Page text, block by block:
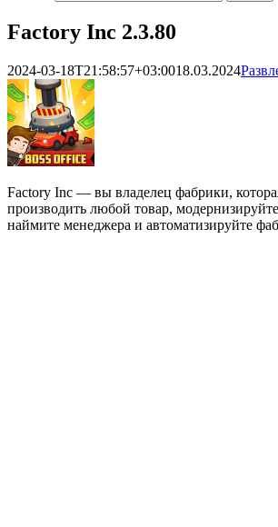
Factory Inc 2.3.80
2024-03-18T21:58:57+03:0018.03.2024
Factory Inc — вы владелец фабрики,
производить любой товар,
наймите менеджера и автоматизируйте